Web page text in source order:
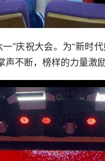
一”庆祝大会。为“新时
不断，榜样的力量激